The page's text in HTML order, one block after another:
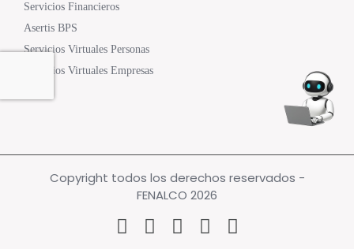
Servicios Financieros
Asertis BPS
Servicios Virtuales Personas
Servicios Virtuales Empresas
Copyright todos los derechos reservados -
FENALCO 2026